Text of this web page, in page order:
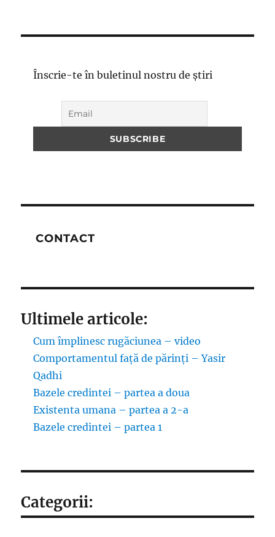
Înscrie-te în buletinul nostru de știri
CONTACT
Ultimele articole:
Cum împlinesc rugăciunea – video
Comportamentul față de părinți – Yasir
Qadhi
Bazele credintei – partea a doua
Existenta umana – partea a 2-a
Bazele credintei – partea 1
Categorii: